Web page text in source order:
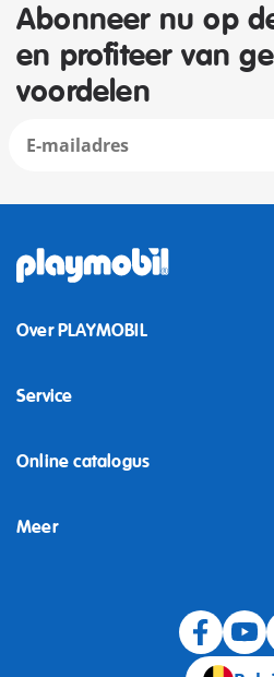
Abonneer nu op
en profiteer van
voordelen
Over PLAYMOBIL
Service
Online catalogus
Meer